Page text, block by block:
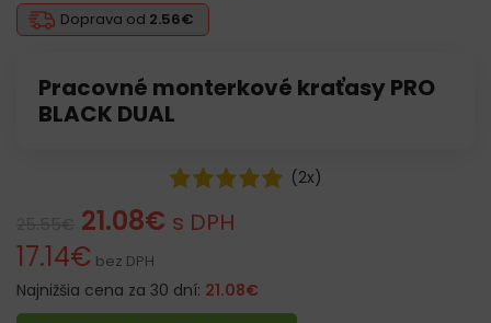
Pracovné monterkové kraťasy PRO
BLACK DUAL
Doprava od 2.56€
(2x)
21.08€ s DPH
17.14€ bez DPH
Najnižšia cena za 30 dní: 21.08€